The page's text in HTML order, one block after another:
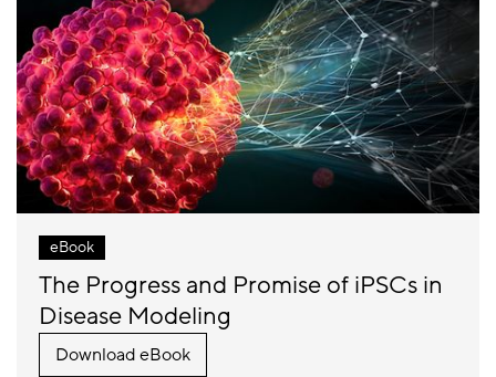
eBook
The Progress and Promise of iPSCs in
Disease Modeling
Download eBook